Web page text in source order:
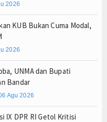
2026
KUB Bukan Cuma Modal,
2026
UNMA dan Bupati
Bandar
Agu 2026
IX DPR RI Getol Kritisi